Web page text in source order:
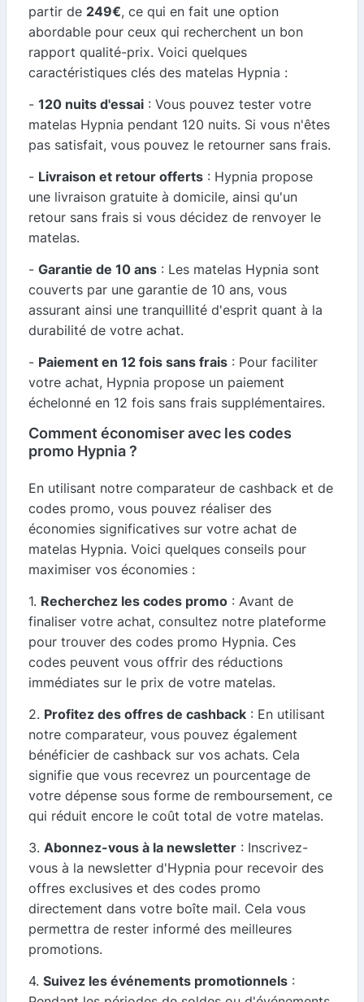
partir de 249€, ce qui en fait une option
abordable pour ceux qui recherchent un bon
rapport qualité-prix. Voici quelques
caractéristiques clés des matelas Hypnia :
- 120 nuits d'essai : Vous pouvez tester votre
matelas Hypnia pendant 120 nuits. Si vous n'êtes
pas satisfait, vous pouvez le retourner sans frais.
- Livraison et retour offerts : Hypnia propose
une livraison gratuite à domicile, ainsi qu'un
retour sans frais si vous décidez de renvoyer le
matelas.
- Garantie de 10 ans : Les matelas Hypnia sont
couverts par une garantie de 10 ans, vous
assurant ainsi une tranquillité d'esprit quant à la
durabilité de votre achat.
- Paiement en 12 fois sans frais : Pour faciliter
votre achat, Hypnia propose un paiement
échelonné en 12 fois sans frais supplémentaires.
Comment économiser avec les codes
promo Hypnia ?
En utilisant notre comparateur de cashback et de
codes promo, vous pouvez réaliser des
économies significatives sur votre achat de
matelas Hypnia. Voici quelques conseils pour
maximiser vos économies :
1. Recherchez les codes promo : Avant de
finaliser votre achat, consultez notre plateforme
pour trouver des codes promo Hypnia. Ces
codes peuvent vous offrir des réductions
immédiates sur le prix de votre matelas.
2. Profitez des offres de cashback : En utilisant
notre comparateur, vous pouvez également
bénéficier de cashback sur vos achats. Cela
signifie que vous recevrez un pourcentage de
votre dépense sous forme de remboursement, ce
qui réduit encore le coût total de votre matelas.
3. Abonnez-vous à la newsletter : Inscrivez-
vous à la newsletter d'Hypnia pour recevoir des
offres exclusives et des codes promo
directement dans votre boîte mail. Cela vous
permettra de rester informé des meilleures
promotions.
4. Suivez les événements promotionnels :